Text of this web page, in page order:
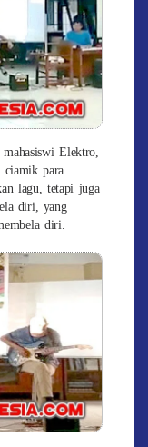
Elektro,
ciamik para
lagu, tetapi juga
diri, yang
diri.